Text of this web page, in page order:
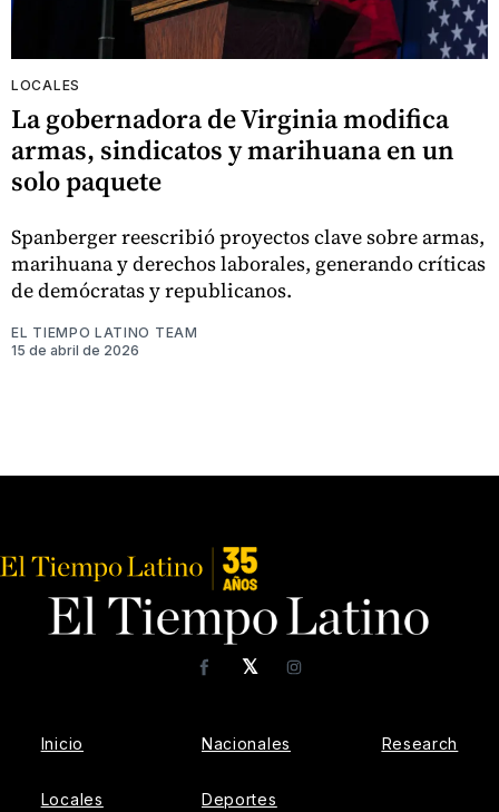
LOCALES
La gobernadora de Virginia modifica
armas, sindicatos y marihuana en un
solo paquete
Spanberger reescribió proyectos clave sobre armas,
marihuana y derechos laborales, generando críticas
de demócratas y republicanos.
EL TIEMPO LATINO TEAM
15 de abril de 2026
𝕏
FacebookInstagram
Inicio
Locales
Nacionales
Deportes
Research